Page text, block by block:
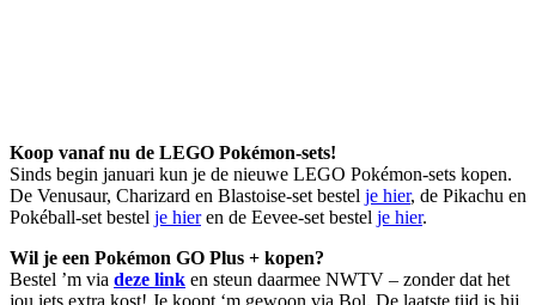
Koop vanaf nu de LEGO Pokémon-sets!
Sinds begin januari kun je de nieuwe LEGO Pokémon-sets kopen.
De Venusaur, Charizard en Blastoise-set bestel je hier, de Pikachu en
Pokéball-set bestel je hieren de Eevee-set bestel je hier.
Wil je een Pokémon GO Plus + kopen?
Bestel ’m via deze link en steun daarmee NWTV – zonder dat het
jou iets extra kost! Je koopt ‘m gewoon via Bol. De laatste tijd is hij